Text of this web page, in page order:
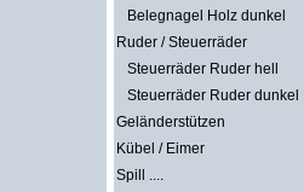
Belegnagel Holz dunkel
Ruder / Steuerräder
Steuerräder Ruder hell
Steuerräder Ruder dunkel
Geländerstützen
Kübel / Eimer
Spill ....